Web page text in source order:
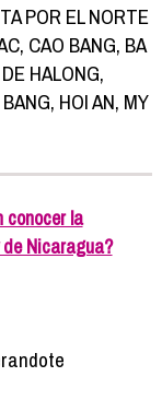
POR EL NORTE
CAO BANG, BA
HALONG,
HOI AN, MY
conocer la
Nicaragua?